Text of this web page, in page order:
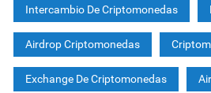
Intercambio De Criptomonedas
Airdrop Criptomonedas
Exchange De Criptomonedas